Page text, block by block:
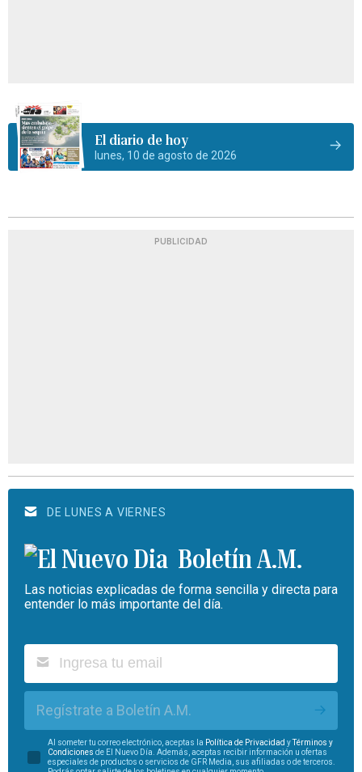
El diario de hoy
lunes, 10 de agosto de 2026
PUBLICIDAD
DE LUNES A VIERNES
Boletín A.M.
Las noticias explicadas de forma sencilla y directa para
entender lo más importante del día.
Regístrate a Boletín A.M.
Al someter tu correo electrónico, aceptas la Política de Privacidad yTérminos y
Condiciones de El Nuevo Día. Además, aceptas recibir información u ofertas
especiales de productos o servicios de GFR Media, sus afiliadas o de terceros.